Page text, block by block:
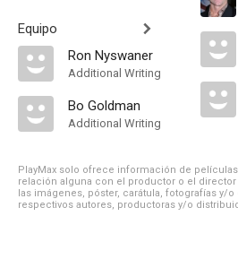
Equipo
Ron Nyswaner
Additional Writing
Bo Goldman
Additional Writing
PlayMax solo ofrece información de
relación alguna con el productor o el
las imágenes, póster, carátula, fotografías y/
respectivos autores, productoras y/o